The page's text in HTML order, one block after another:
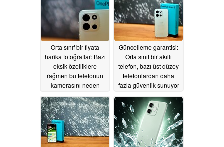
Orta sınıf bir fiyata
harika fotoğraflar: Bazı
eksik özelliklere
rağmen bu telefonun
kamerasını neden
05/27/2026
Güncelleme garantisi:
Orta sınıf bir akıllı
telefon, bazı üst düzey
telefonlardan daha
fazla güvenlik sunuyor
05/27/2026